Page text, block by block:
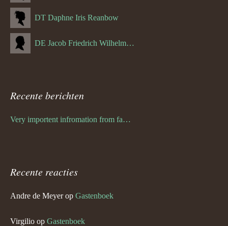
DT Daphne Iris Reanbow
DE Jacob Friedrich Wilhelm Hurth
Recente berichten
Very importent infromation from family Schwulst
Recente reacties
Andre de Meyerop Gastenboek
Virgilio op Gastenboek